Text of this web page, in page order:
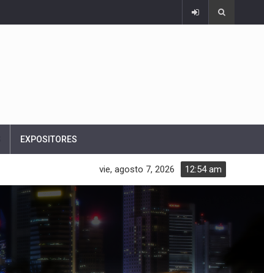
EXPOSITORES
12:54 am
vie, agosto 7, 2026